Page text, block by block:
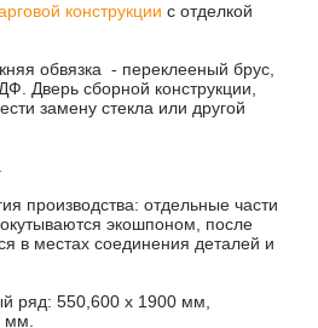
конструкции с отделкой
обвязка - переклееный брус,
Дверь сборной конструкции,
замену стекла или другой
производства: отдельные части
экошпоном, после
в местах соединения деталей и
ряд: 550,600 х 1900 мм,
мм.